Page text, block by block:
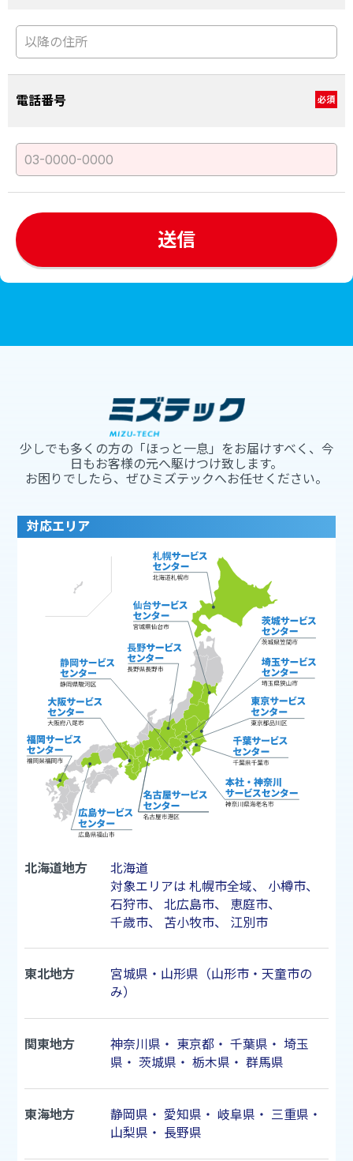
電話番号 必須
少しでも多くの方の「ほっと一息」をお届けすべく、今
日もお客様の元へ駆けつけ致します。
お困りでしたら、ぜひミズテックへお任せください。
対応エリア
北海道地方
北海道
対象エリアは 札幌市全域、 小樽市、
石狩市、 北広島市、 恵庭市、
千歳市、 苫小牧市、 江別市
東北地方
宮城県・山形県（山形市・天童市の
み）
関東地方 神奈川県 ・ 東京都・ 千葉県 ・ 埼玉
県 ・ 茨城県 ・ 栃木県 ・ 群馬県
東海地方 静岡県 ・ 愛知県 ・ 岐阜県 ・ 三重県 ・
山梨県 ・ 長野県